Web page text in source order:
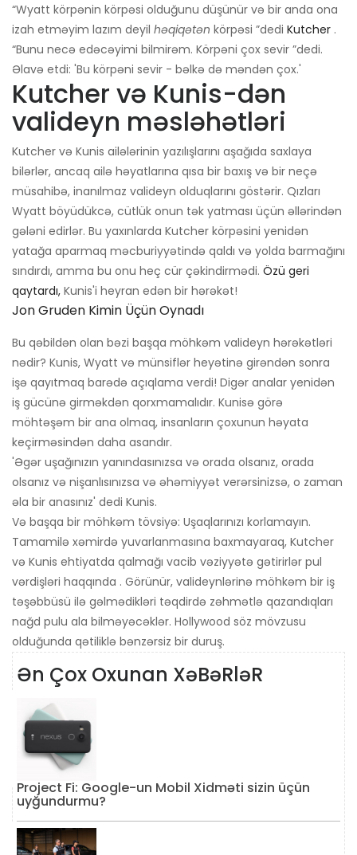
“Wyatt körpənin körpəsi olduğunu düşünür və bir anda ona
izah etməyim lazım deyil həqiqətən körpəsi ”dedi Kutcher .
“Bunu necə edəcəyimi bilmirəm. Körpəni çox sevir ”dedi.
Əlavə etdi: 'Bu körpəni sevir - bəlkə də məndən çox.'
Kutcher və Kunis-dən
valideyn məsləhətləri
Kutcher və Kunis ailələrinin yazılışlarını aşağıda saxlaya
bilərlər, ancaq ailə həyatlarına qısa bir baxış və bir neçə
müsahibə, inanılmaz valideyn olduqlarını göstərir. Qızları
Wyatt böyüdükcə, cütlük onun tək yatması üçün əllərindən
gələni edirlər. Bu yaxınlarda Kutcher körpəsini yenidən
yatağa aparmaq məcburiyyətində qaldı və yolda barmağını
sındırdı, amma bu onu heç cür çəkindirmədi. Özü geri
qaytardı, Kunis'i heyran edən bir hərəkət!
Jon Gruden Kimin Üçün Oynadı
Bu qəbildən olan bəzi başqa möhkəm valideyn hərəkətləri
nədir? Kunis, Wyatt və münsiflər heyətinə girəndən sonra
işə qayıtmaq barədə açıqlama verdi! Digər analar yenidən
iş gücünə girməkdən qorxmamalıdır. Kunisə görə
möhtəşəm bir ana olmaq, insanların çoxunun həyata
keçirməsindən daha asandır.
'Əgər uşağınızın yanındasınızsa və orada olsanız, orada
olsanız və nişanlısınızsa və əhəmiyyət verərsinizsə, o zaman
əla bir anasınız' dedi Kunis.
Və başqa bir möhkəm tövsiyə: Uşaqlarınızı korlamayın.
Tamamilə xəmirdə yuvarlanmasına baxmayaraq, Kutcher
və Kunis ehtiyatda qalmağı vacib vəziyyətə gətirirlər pul
vərdişləri haqqında . Görünür, valideynlərinə möhkəm bir iş
təşəbbüsü ilə gəlmədikləri təqdirdə zəhmətlə qazandıqları
nağd pulu ala bilməyəcəklər. Hollywood söz mövzusu
olduğunda qətiliklə bənzərsiz bir duruş.
Ən Çox Oxunan XəBəRləR
Project Fi: Google-un Mobil Xidməti sizin üçün
uyğundurmu?